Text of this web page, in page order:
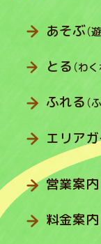
あそぶ（
とる （わ
ふれる （
エリア
営業案内
料金案内